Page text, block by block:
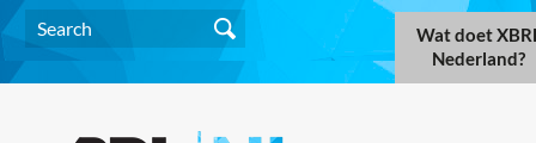
Wat doet
Nederland?